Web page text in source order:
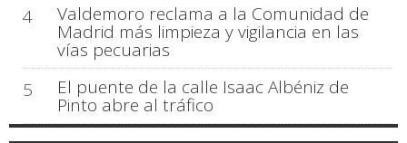
4
Valdemoro reclama a la Comunidad de
Madrid más limpieza y vigilancia en las
vías pecuarias
5
El puente de la calle Isaac Albéniz de
Pinto abre al tráfico